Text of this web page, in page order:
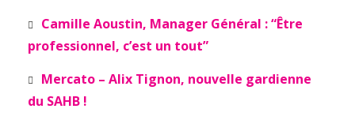
Camille Aoustin, Manager Général : “Être
professionnel, c’est un tout”
Mercato – Alix Tignon, nouvelle gardienne
du SAHB !